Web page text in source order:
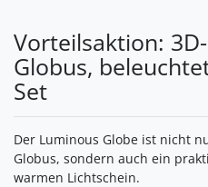
Vorteilsaktion:
Globus,
Set
Der Luminous Globe ist nicht
Globus, sondern auch ein
warmen Lichtschein.